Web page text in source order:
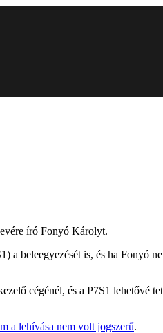
író Fonyó Károlyt.
beleegyezését is, és ha Fonyó
cégénél, és a P7S1 lehetővé
a lehívása nem volt jogszerű.